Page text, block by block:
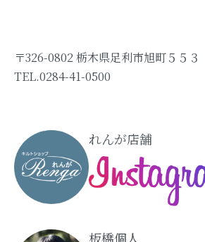
〒326-0802 栃木県足利市旭町５５３
TEL.0284-41-0500
れんが店舗
板橋個人